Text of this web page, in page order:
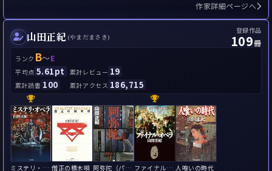
作家詳細ページへ
山田正紀 (やまだまさき)
登録作品
109冊
ランク B～E
平均点 5.61pt 累計レビュー 19
累計読書 100 累計アクセス 186,715
ミステリ・オペラ 宿命城殺人事件 僧正の積木唄
阿弥陀（パズル）
ファイナル・オペラ 人喰いの時代